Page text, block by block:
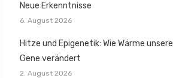
Neue Erkenntnisse
6. August 2026
Hitze und Epigenetik: Wie Wärme unsere
Gene verändert
2. August 2026